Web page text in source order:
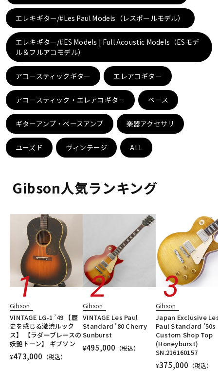
DJ機器 DTM
DTM オンライン納品 レコーディング機器
配信/ライブ機器 楽器アクセサリ
中古 ヴィンテージ
エレキギター/#Les Paul Models（レスポールモデル）
エレキギター/#ES Models | Full Acoustic Models（ESモデ
ル＆フルアコモデル）
アコースティックギター エレアコギター
アコースティック・エレアコギター ベース
ギターアンプ・ベースアンプ 楽器アクセサリ
ユーズド ヴィンテージ ALL
Gibson人気ランキング
Gibson
VINTAGE LG-1 ’49 【歴
史を感じる激渋ルック
ス】 【ラダーブレースの
妖艶トーン】 ギブソン
¥473,000 （税込）
Gibson
VINTAGE Les Paul
Standard '80 Cherry
Sunburst
¥495,000 （税込）
Gibson
Japan Exclusive
Paul Standard '50s
Custom Shop Top
(Honeyburst)
SN.216160157
¥375,000 （税込）